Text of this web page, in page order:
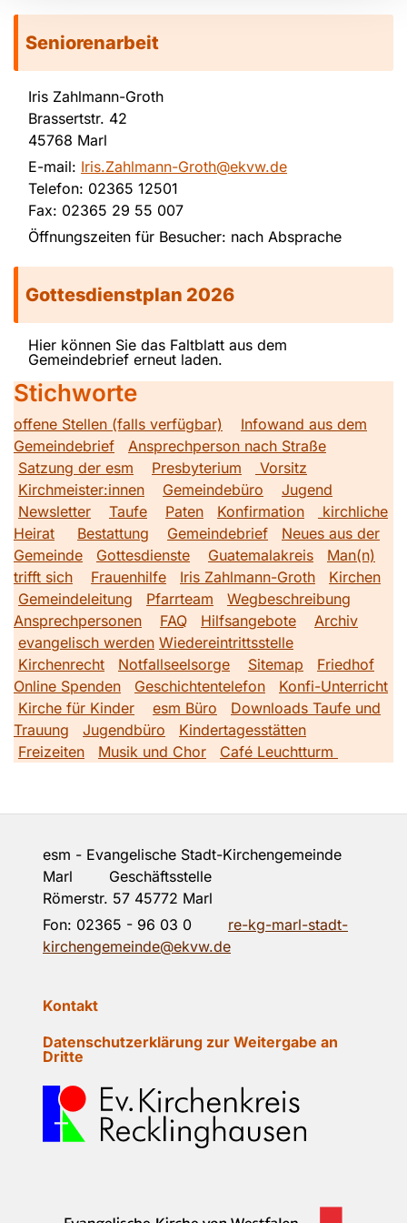
Seniorenarbeit
Iris Zahlmann-Groth
Brassertstr. 42
45768 Marl
E-mail: Iris.Zahlmann-Groth@ekvw.de
Telefon: 02365 12501
Fax: 02365 29 55 007
Öffnungszeiten für Besucher: nach Absprache
Gottesdienstplan 2026
Hier können Sie das Faltblatt aus dem
Gemeindebrief erneut laden.
Stichworte
offene Stellen (falls verfügbar)
Infowand aus dem
Gemeindebrief
Ansprechperson nach Straße
Satzung der esm
Presbyterium
Vorsitz
Kirchmeister:innen
Gemeindebüro
Jugend
Newsletter
Taufe Paten Konfirmation
kirchliche
Heirat
Bestattung Gemeindebrief
Neues aus der
Gemeinde
Gottesdienste Guatemalakreis
Man(n)
trifft sich
Frauenhilfe Iris Zahlmann-Groth
Kirchen
Gemeindeleitung
Pfarrteam
Wegbeschreibung
Ansprechpersonen
FAQ Hilfsangebote
Archiv
evangelisch werden Wiedereintrittsstelle
Kirchenrecht
Notfallseelsorge Sitemap
Friedhof
Online Spenden
Geschichtentelefon
Konfi-Unterricht
Kirche für Kinder
esm Büro
Downloads Taufe und
Trauung
Jugendbüro
Kindertagesstätten
Freizeiten
Musik und Chor Café Leuchtturm
esm - Evangelische Stadt-Kirchengemeinde
Marl Geschäftsstelle
Römerstr. 57 45772 Marl
Fon: 02365 - 96 03 0
re-kg-marl-stadt-
kirchengemeinde@ekvw.de
Kontakt
Datenschutzerklärung zur Weitergabe an
Dritte